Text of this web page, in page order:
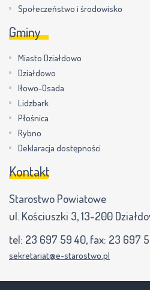
Społeczeństwo i środowisko
Gminy
Miasto Działdowo
Działdowo
Iłowo-Osada
Lidzbark
Płośnica
Rybno
Deklaracja dostępności
Kontakt
Starostwo Powiatowe
ul. Kościuszki 3, 13-200
tel: 23 697 59 40, fax: 23 697
sekretariat@e-starostwo.pl